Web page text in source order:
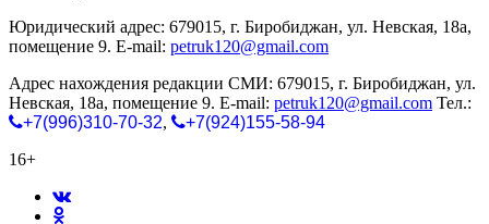
Юридический адрес: 679015, г. Биробиджан, ул. Невская, 18а,
помещение 9. E-mail: petruk120@gmail.com
Адрес нахождения редакции СМИ: 679015, г. Биробиджан, ул.
Невская, 18а, помещение 9. E-mail: petruk120@gmail.com Тел.:
+7(996)310-70-32,
+7(924)155-58-94
16+